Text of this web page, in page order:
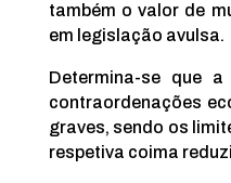
também o valor de
em legislação avulsa.
Determina-se que
contraordenações
graves, sendo os
respetiva coima